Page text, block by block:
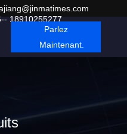
18910255277
Parlez
Maintenant.